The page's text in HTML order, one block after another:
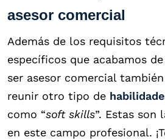
asesor comercial
Además de los requisitos
específicos que acabamos
ser asesor comercial
reunir otro tipo de
como “soft skills”. Estas son
en este campo profesional.